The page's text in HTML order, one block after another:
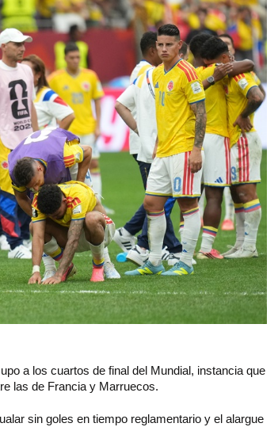
a los cuartos de final del Mundial, instancia que
las de Francia y Marruecos.
sin goles en tiempo reglamentario y el alargue